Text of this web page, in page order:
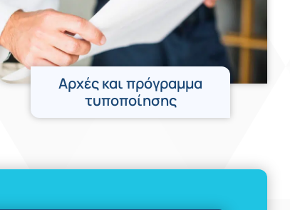
Αρχές και πρόγραμμα
τυποποίησης